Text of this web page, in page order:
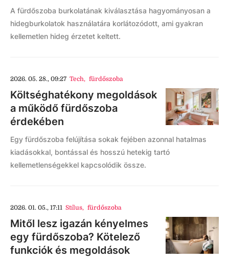
A fürdőszoba burkolatának kiválasztása hagyományosan a
hidegburkolatok használatára korlátozódott, ami gyakran
kellemetlen hideg érzetet keltett.
2026. 05. 28., 09:27 Tech, fürdőszoba
Költséghatékony megoldások
a működő fürdőszoba
érdekében
Egy fürdőszoba felújítása sokak fejében azonnal hatalmas
kiadásokkal, bontással és hosszú hetekig tartó
kellemetlenségekkel kapcsolódik össze.
2026. 01. 05., 17:11 Stílus, fürdőszoba
Mitől lesz igazán kényelmes
egy fürdőszoba? Kötelező
funkciók és megoldások